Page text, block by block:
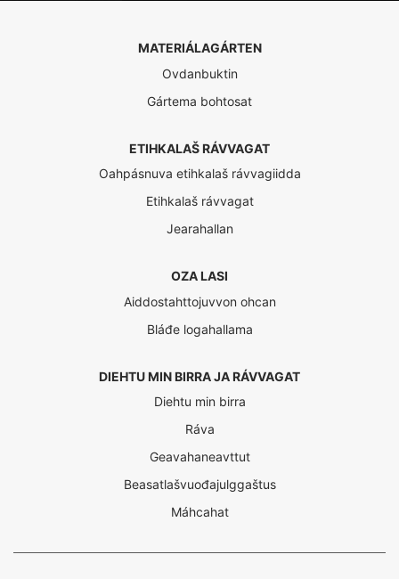
MATERIÁLAGÁRTEN
Ovdanbuktin
Gártema bohtosat
ETIHKALAŠ RÁVVAGAT
Oahpásnuva etihkalaš rávvagiidda
Etihkalaš rávvagat
Jearahallan
OZA LASI
Aiddostahttojuvvon ohcan
Bláđe logahallama
DIEHTU MIN BIRRA JA RÁVVAGAT
Diehtu min birra
Ráva
Geavahaneavttut
Beasatlašvuođajulggaštus
Máhcahat